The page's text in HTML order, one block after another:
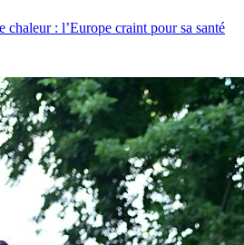
chaleur : l’Europe craint pour sa santé